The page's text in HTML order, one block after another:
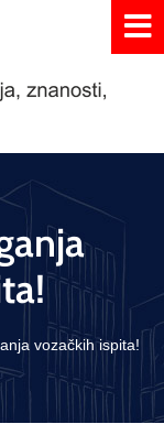
vozačkih ispita!